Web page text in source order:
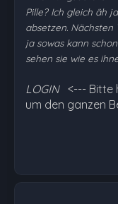
Pille? Ich gleich äh
absetzen.
ja sowas kann
sehen sie wie es
LOGIN <--- Bitte
um den ganzen